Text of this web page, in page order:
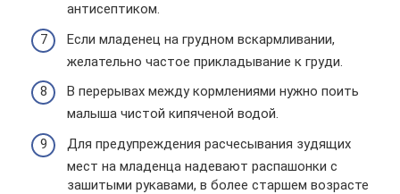
антисептиком.
Если младенец на грудном вскармливании,
желательно частое прикладывание к груди.
В перерывах между кормлениями нужно поить
малыша чистой кипяченой водой.
Для предупреждения расчесывания зудящих
мест на младенца надевают распашонки с
зашитыми рукавами, в более старшем возрасте